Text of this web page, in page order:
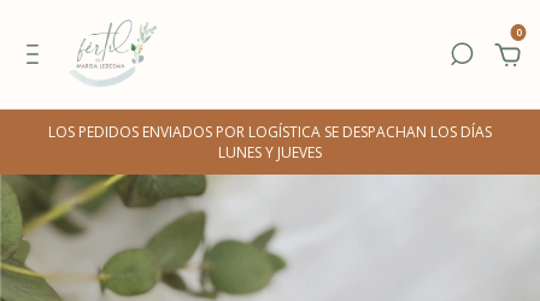
0
LOS PEDIDOS ENVIADOS POR LOGÍSTICA SE DESPACHAN LOS DÍAS
LUNES Y JUEVES